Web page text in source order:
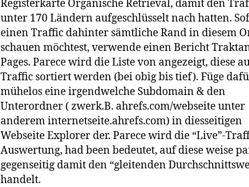
Registerkarte Organische Retrieval, damit den
unter 170 Ländern aufgeschlüsselt nach hatten.
einen Traffic dahinter sämtliche Rand in diesem
schauen möchtest, verwende einen Bericht
Pages. Parece wird die Liste von angezeigt, diese
Traffic sortiert werden (bei obig bis tief). Füge
mühelos eine irgendwelche Subdomain & den
Unterordner ( zwerk.B. ahrefs.com/webseite unter
anderem internetseite.ahrefs.com) in diesseitigen
Webseite Explorer der. Parece wird die “Live”-
Auswertung, had been bedeutet, auf diese weise
gegenseitig damit den “gleitenden
handelt.